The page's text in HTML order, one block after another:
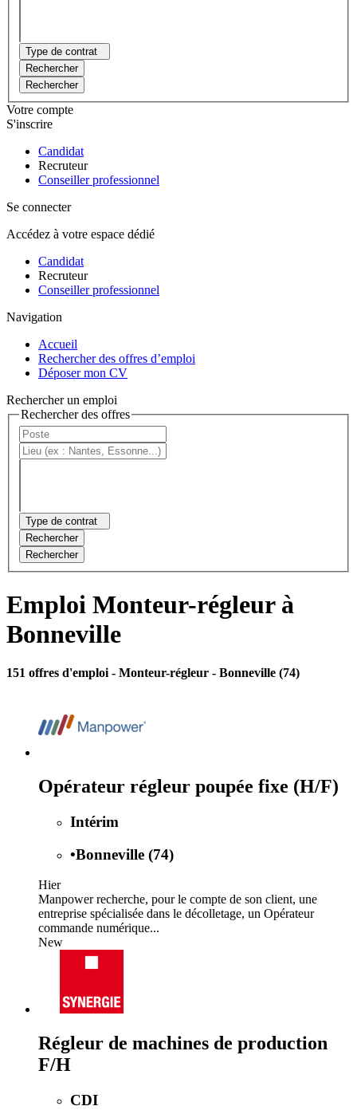
Type de contrat
Rechercher
Rechercher
Votre compte
S'inscrire
Candidat
Recruteur
Conseiller professionnel
Se connecter
Accédez à votre espace dédié
Candidat
Recruteur
Conseiller professionnel
Navigation
Accueil
Rechercher des offres d’emploi
Déposer mon CV
Rechercher un emploi
Rechercher des offres
Type de contrat
Rechercher
Rechercher
Emploi Monteur-régleur à
Bonneville
151 offres d'emploi - Monteur-régleur - Bonneville (74)
Opérateur régleur poupée fixe (H/F)
Intérim
•Bonneville (74)
Hier
Manpower recherche, pour le compte de son client, une
entreprise spécialisée dans le décolletage, un Opérateur
commande numérique...
New
Régleur de machines de production
F/H
CDI